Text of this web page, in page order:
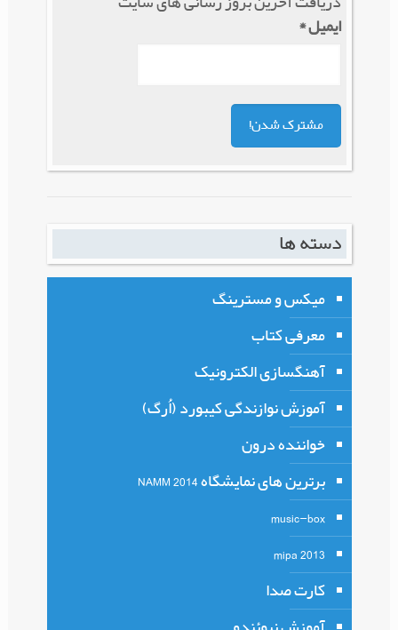
ایمیل*
دسته ها
میکس و مسترینگ
معرفی کتاب
آهنگسازی الکترونیک
آموزش نوازندگی کیبورد (اُرگ)
خواننده درون
برترین های نمایشگاه NAMM 2014
music-box
mipa 2013
کارت صدا